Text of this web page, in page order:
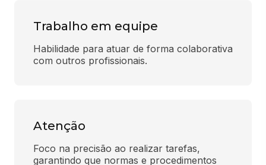
Trabalho em equipe
Habilidade para atuar de forma colaborativa
com outros profissionais.
Atenção
Foco na precisão ao realizar tarefas,
garantindo que normas e procedimentos